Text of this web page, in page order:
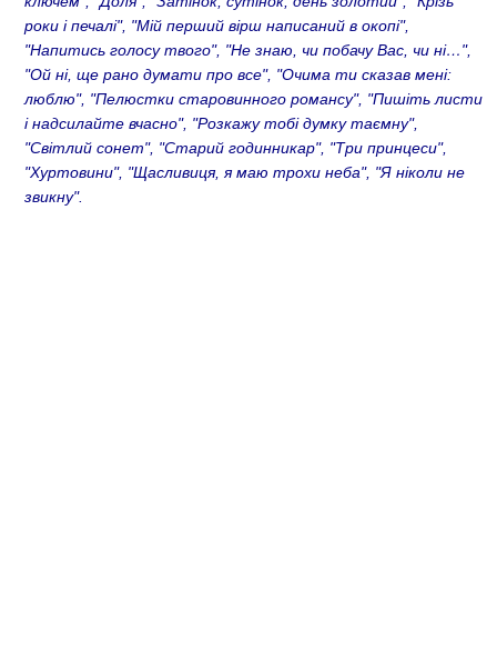
роки і печалі", "Мій перший вірш написаний в окопі",
"Напитись голосу твого", "Не знаю, чи побачу Вас, чи ні…",
"Ой ні, ще рано думати про все", "Очима ти сказав мені:
люблю", "Пелюстки старовинного романсу", "Пишіть листи
і надсилайте вчасно", "Розкажу тобі думку таємну",
"Світлий сонет", "Старий годинникар", "Три принцеси",
"Хуртовини", "Щасливиця, я маю трохи неба", "Я ніколи не
звикну".